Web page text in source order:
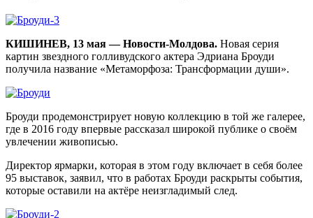
КИШИНЕВ, 13 мая — Новости-Молдова. Новая серия
картин звездного голливудского актера Эдриана Броуди
получила название «Метаморфоза: Трансформации души».
Броуди продемонстрирует новую коллекцию в той же галерее,
где в 2016 году впервые рассказал широкой публике о своём
увлечении живописью.
Директор ярмарки, которая в этом году включает в себя более
95 выставок, заявил, что в работах Броуди раскрыты события,
которые оставили на актёре неизгладимый след.